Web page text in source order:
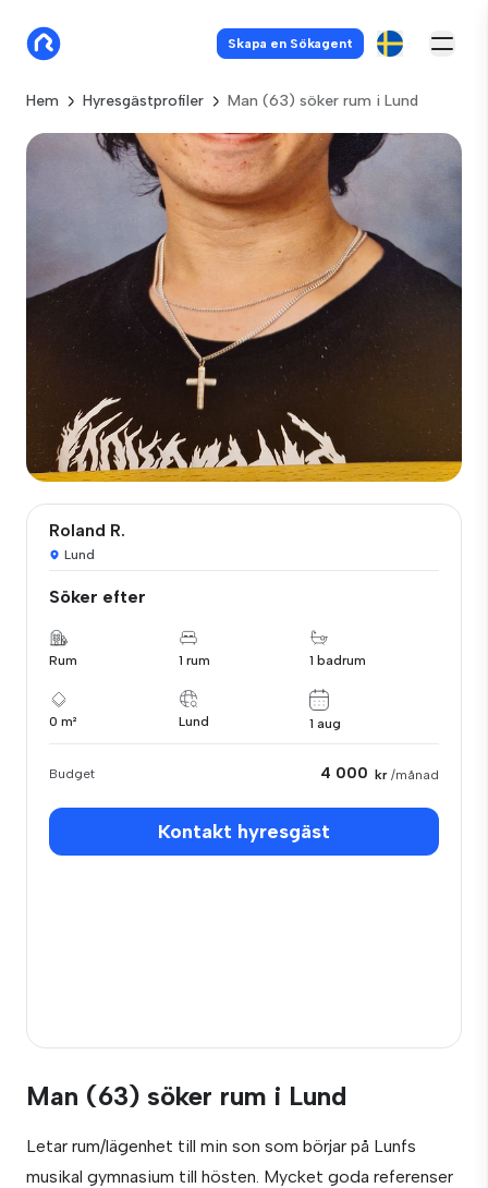
Skapa en Sökagent
Hem Hyresgästprofiler Man (63) söker rum i Lund
Roland R.
Lund
Söker efter
Rum 1 rum 1 badrum
0 m² Lund 1 aug
Budget 4 000 kr /månad
Kontakt hyresgäst
Man (63) söker rum i Lund
Letar rum/lägenhet till min son som börjar på Lunfs
musikal gymnasium till hösten. Mycket goda referenser